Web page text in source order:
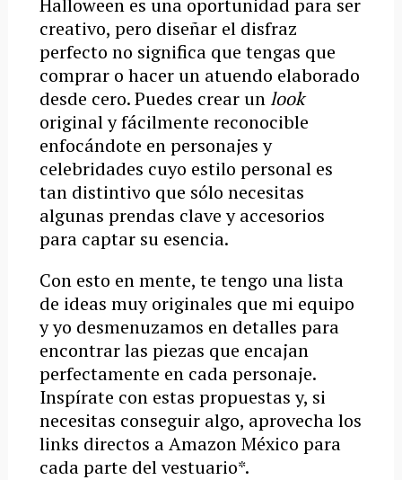
Halloween es una oportunidad para ser
creativo, pero diseñar el disfraz
perfecto no significa que tengas que
comprar o hacer un atuendo elaborado
desde cero. Puedes crear un look
original y fácilmente reconocible
enfocándote en personajes y
celebridades cuyo estilo personal es
tan distintivo que sólo necesitas
algunas prendas clave y accesorios
para captar su esencia.
Con esto en mente, te tengo una lista
de ideas muy originales que mi equipo
y yo desmenuzamos en detalles para
encontrar las piezas que encajan
perfectamente en cada personaje.
Inspírate con estas propuestas y, si
necesitas conseguir algo, aprovecha los
links directos a Amazon México para
cada parte del vestuario*.